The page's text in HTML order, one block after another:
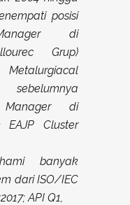
posisi
di
Grup)
Manager di
EAJP Cluster
banyak
dari ISO/IEC
API Q1,